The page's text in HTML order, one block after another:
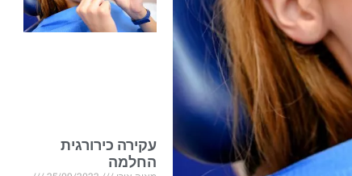
עקירה כירורגית
החלמה